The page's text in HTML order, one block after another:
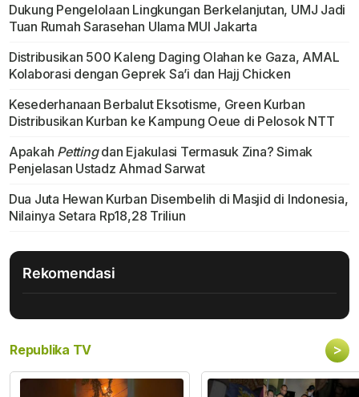
Dukung Pengelolaan Lingkungan Berkelanjutan, UMJ Jadi
Tuan Rumah Sarasehan Ulama MUI Jakarta
Distribusikan 500 Kaleng Daging Olahan ke Gaza, AMAL
Kolaborasi dengan Geprek Sa’i dan Hajj Chicken
Kesederhanaan Berbalut Eksotisme, Green Kurban
Distribusikan Kurban ke Kampung Oeue di Pelosok NTT
Apakah Pettingdan Ejakulasi Termasuk Zina? Simak
Penjelasan Ustadz Ahmad Sarwat
Dua Juta Hewan Kurban Disembelih di Masjid di Indonesia,
Nilainya Setara Rp18,28 Triliun
Rekomendasi
Republika TV >